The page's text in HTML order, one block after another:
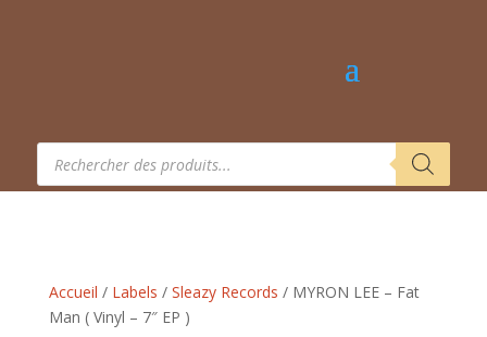
Recherche
produits
Accueil / Labels / Sleazy Records / MYRON LEE – Fat
Man ( Vinyl – 7″ EP )